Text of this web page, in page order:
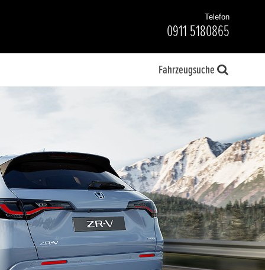
Telefon
0911 5180865
Fahrzeugsuche